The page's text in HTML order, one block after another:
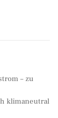
– zu
klimaneutral